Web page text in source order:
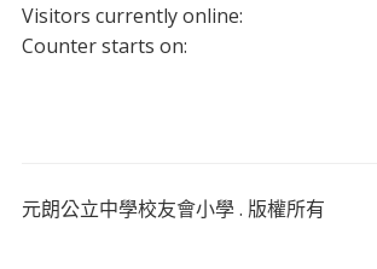
Visitors currently online:
Counter starts on:
元朗公立中學校友會小學 . 版權所有